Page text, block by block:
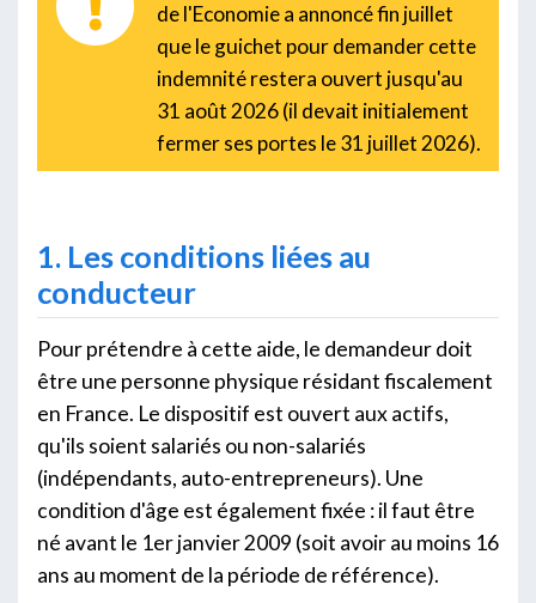
de l'Economie a annoncé fin juillet
que le guichet pour demander cette
indemnité restera ouvert jusqu'au
31 août 2026 (il devait initialement
fermer ses portes le 31 juillet 2026).
1. Les conditions liées au
conducteur
Pour prétendre à cette aide, le demandeur doit
être une personne physique résidant fiscalement
en France. Le dispositif est ouvert aux actifs,
qu'ils soient salariés ou non-salariés
(indépendants, auto-entrepreneurs). Une
condition d'âge est également fixée : il faut être
né avant le 1er janvier 2009 (soit avoir au moins 16
ans au moment de la période de référence).